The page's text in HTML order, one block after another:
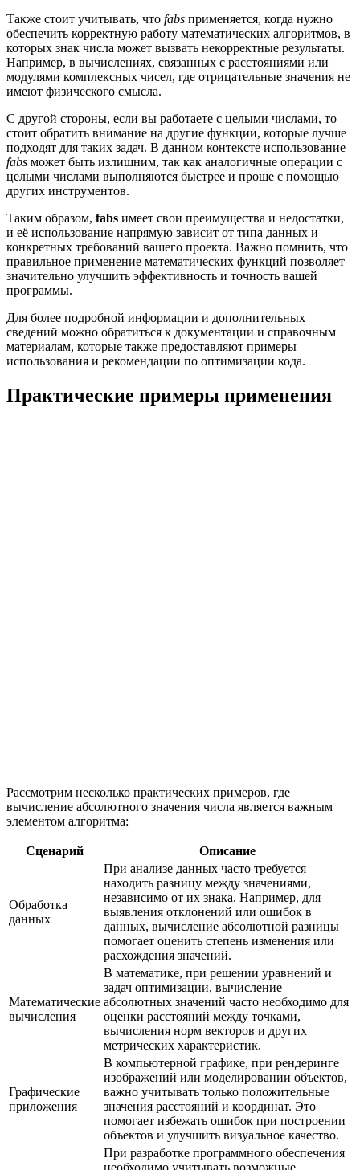
Также стоит учитывать, что fabs применяется, когда нужно
обеспечить корректную работу математических алгоритмов, в
которых знак числа может вызвать некорректные результаты.
Например, в вычислениях, связанных с расстояниями или
модулями комплексных чисел, где отрицательные значения не
имеют физического смысла.
С другой стороны, если вы работаете с целыми числами, то
стоит обратить внимание на другие функции, которые лучше
подходят для таких задач. В данном контексте использование
fabs может быть излишним, так как аналогичные операции с
целыми числами выполняются быстрее и проще с помощью
других инструментов.
Таким образом, fabs имеет свои преимущества и недостатки,
и её использование напрямую зависит от типа данных и
конкретных требований вашего проекта. Важно помнить, что
правильное применение математических функций позволяет
значительно улучшить эффективность и точность вашей
программы.
Для более подробной информации и дополнительных
сведений можно обратиться к документации и справочным
материалам, которые также предоставляют примеры
использования и рекомендации по оптимизации кода.
Практические примеры применения
Рассмотрим несколько практических примеров, где
вычисление абсолютного значения числа является важным
элементом алгоритма:
Сценарий Описание
Обработка
данных
При анализе данных часто требуется
находить разницу между значениями,
независимо от их знака. Например, для
выявления отклонений или ошибок в
данных, вычисление абсолютной разницы
помогает оценить степень изменения или
расхождения значений.
Математические
вычисления
В математике, при решении уравнений и
задач оптимизации, вычисление
абсолютных значений часто необходимо для
оценки расстояний между точками,
вычисления норм векторов и других
метрических характеристик.
Графические
приложения
В компьютерной графике, при рендеринге
изображений или моделировании объектов,
важно учитывать только положительные
значения расстояний и координат. Это
помогает избежать ошибок при построении
объектов и улучшить визуальное качество.
При разработке программного обеспечения